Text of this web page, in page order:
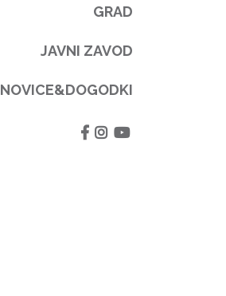
GRAD
JAVNI ZAVOD
NOVICE&DOGODKI